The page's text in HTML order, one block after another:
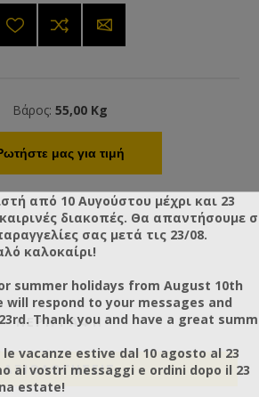
Βάρος: 55,00 Kg
μας για τιμή
ΠΕΡΙΓΡΑΦΗ
ΑΞΙΟΛΟΓΉΣΕΙΣ
από 10 Αυγούστου μέχρι και 23
διακοπές. Θα απαντήσουμε
σας μετά τις 23/08.
καλοκαίρι!
summer holidays from August 10th
will respond to your messages and
Thank you and have a great
le vacanze estive dal 10 agosto al 23
ai vostri messaggi e ordini dopo il 23
estate!